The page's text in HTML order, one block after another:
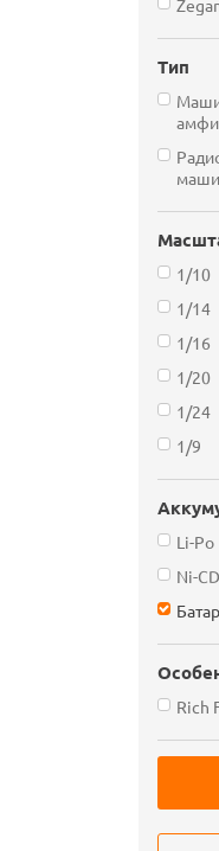
Тип
1/10
1/14
1/16
1/20
1/24
1/9
Li-Po
Ni-CD
Rich